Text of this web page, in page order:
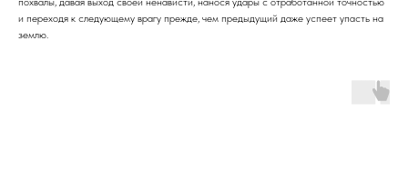
и переходя к следующему врагу прежде, чем предыдущий даже успеет упасть на
землю.